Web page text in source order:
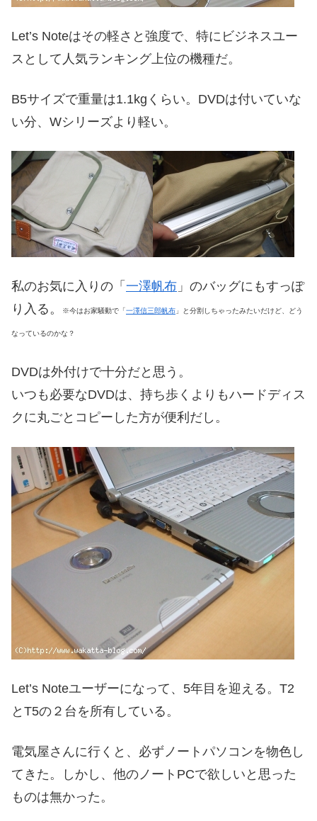
Let’s Noteはその軽さと強度で、特にビジネスユー
スとして人気ランキング上位の機種だ。
B5サイズで重量は1.1kgくらい。DVDは付いていな
い分、Wシリーズより軽い。
私のお気に入りの「 一澤帆布 」のバッグにもすっぽ
り入る。
※今はお家騒動で「一澤信三郎帆布 」と分割しちゃったみたいだけど、どう
なっているのかな？
DVDは外付けで十分だと思う。
いつも必要なDVDは、持ち歩くよりもハードディス
クに丸ごとコピーした方が便利だし。
Let’s Noteユーザーになって、5年目を迎える。T2
とT5の２台を所有している。
電気屋さんに行くと、必ずノートパソコンを物色し
てきた。しかし、他のノートPCで欲しいと思った
ものは無かった。